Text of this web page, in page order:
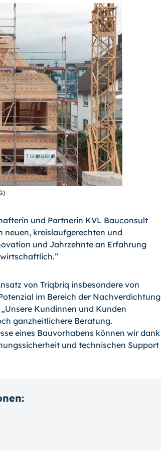
und Partnerin KVL Bauconsult
neuen, kreislaufgerechten und
und Jahrzehnte an Erfahrung
von Triqbriq insbesondere von
im Bereich der Nachverdichtung
Kundinnen und Kunden
ganzheitlichere Beratung.
eines Bauvorhabens können wir dank
und technischen Support